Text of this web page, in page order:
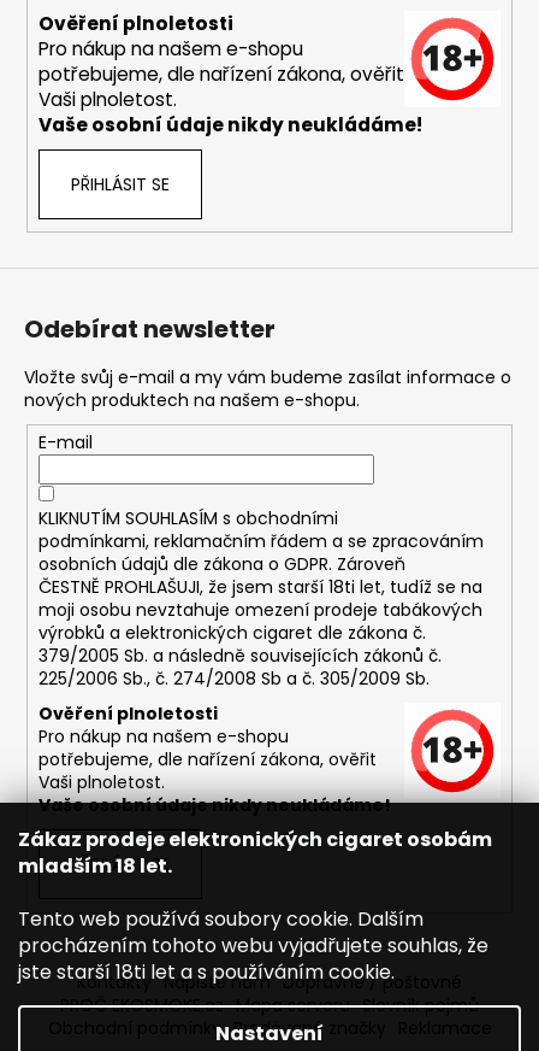
Zákaz prodeje elektronických cigaret osobám
mladším 18 let.
Tento web používá soubory cookie. Dalším
procházením tohoto webu vyjadřujete souhlas, že
jste starší 18ti let a s používáním cookie.
Nastavení
Ověření plnoletosti
Pro nákup na našem e-shopu
potřebujeme, dle nařízení zákona, ověřit
Vaši plnoletost.
Vaše osobní údaje nikdy neukládáme!
PŘIHLÁSIT SE
Odebírat newsletter
Vložte svůj e-mail a my vám budeme zasílat informace o
nových produktech na našem e-shopu.
E-mail
KLIKNUTÍM SOUHLASÍM s obchodními
podmínkami, reklamačním řádem a se zpracováním
osobních údajů dle zákona o GDPR. Zároveň
ČESTNĚ PROHLAŠUJI, že jsem starší 18ti let, tudíž se na
moji osobu nevztahuje omezení prodeje tabákových
výrobků a elektronických cigaret dle zákona č.
379/2005 Sb. a následně souvisejících zákonů č.
225/2006 Sb., č. 274/2008 Sb a č. 305/2009 Sb.
Ověření plnoletosti
Pro nákup na našem e-shopu
potřebujeme, dle nařízení zákona, ověřit
Vaši plnoletost.
Vaše osobní údaje nikdy neukládáme!
PŘIHLÁSIT SE
Kontakty Napište nám Dopravné / poštovné
PROČ EKOSMOKE.cz Mapa serveru Slovník pojmů
Obchodní podmínky Prodávané značky